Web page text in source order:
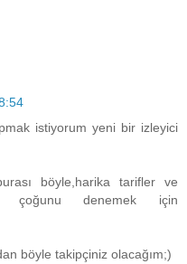
istiyorum yeni bir izleyici
böyle,harika tarifler ve
çoğunu denemek için
böyle takipçiniz olacağım;)